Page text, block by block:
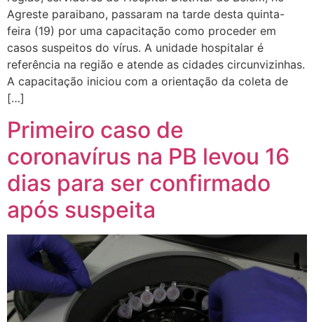
Agreste paraibano, passaram na tarde desta quinta-
feira (19) por uma capacitação como proceder em
casos suspeitos do vírus. A unidade hospitalar é
referência na região e atende as cidades circunvizinhas.
A capacitação iniciou com a orientação da coleta de
[…]
Primeiro caso de
coronavírus na PB levou 16
dias para ser confirmado
após suspeita